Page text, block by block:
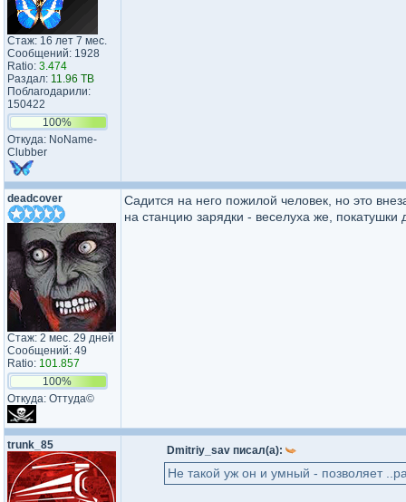
Стаж: 16 лет 7 мес.
Сообщений: 1928
Ratio: 3.474
Раздал: 11.96 TB
Поблагодарили:
150422
100%
Откуда: NoName-
Clubber
deadcover
Стаж: 2 мес. 29 дней
Сообщений: 49
Ratio: 101.857
100%
Откуда: Оттуда©
Садится на него пожилой человек, но это
на станцию зарядки - веселуха же, покатушки
trunk_85 Dmitriy_sav писал(а):
Не такой уж он и умный - позволяет